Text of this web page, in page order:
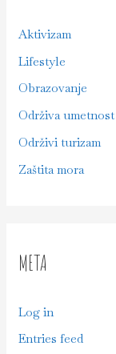
Aktivizam
Lifestyle
Obrazovanje
Održiva umetnost
Održivi turizam
Zaštita mora
META
Log in
Entries feed